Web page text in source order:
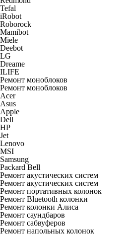
Tefal
iRobot
Roborock
Mamibot
Miele
Deebot
LG
Dreame
ILIFE
Ремонт моноблоков
Ремонт моноблоков
Acer
Asus
Apple
Dell
HP
Jet
Lenovo
MSI
Samsung
Packard Bell
Ремонт акустических систем
Ремонт акустических систем
Ремонт портативных колонок
Ремонт Bluetooth колонки
Ремонт колонки Алиса
Ремонт саундбаров
Ремонт сабвуферов
Ремонт напольных колонок